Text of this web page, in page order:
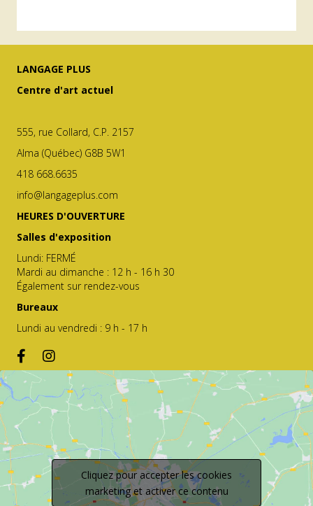
LANGAGE PLUS
Centre d'art actuel
555, rue Collard, C.P. 2157
Alma (Québec) G8B 5W1
418 668.6635
info@langageplus.com
HEURES D'OUVERTURE
Salles d'exposition
Lundi: FERMÉ
Mardi au dimanche : 12 h - 16 h 30
Également sur rendez-vous
Bureaux
Lundi au vendredi : 9 h - 17 h
Cliquez pour accepter les cookies
marketing et activer ce contenu